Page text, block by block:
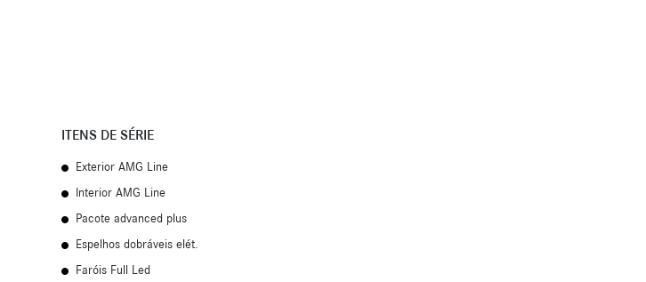
ITENS DE SÉRIE
Exterior AMG Line
Interior AMG Line
Pacote advanced plus
Espelhos dobráveis elét.
Faróis Full Led